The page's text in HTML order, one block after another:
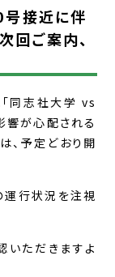
号接近に伴
回ご案内、
同志社大学 vs
響が心配される
、予定どおり開
行状況を注視
いただきますよ